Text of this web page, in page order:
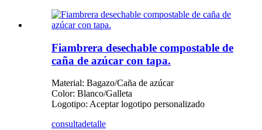
Fiambrera desechable compostable de
caña de azúcar con tapa.
Material: Bagazo/Caña de azúcar
Color: Blanco/Galleta
Logotipo: Aceptar logotipo personalizado
consultadetalle